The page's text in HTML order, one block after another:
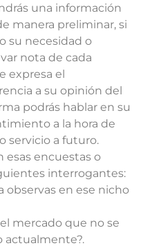
una información
manera preliminar, si
su necesidad o
nota de cada
expresa el
a su opinión del
podrás hablar en su
a la hora de
servicio a futuro.
esas encuestas o
interrogantes:
observas en ese nicho
mercado que no se
actualmente?.